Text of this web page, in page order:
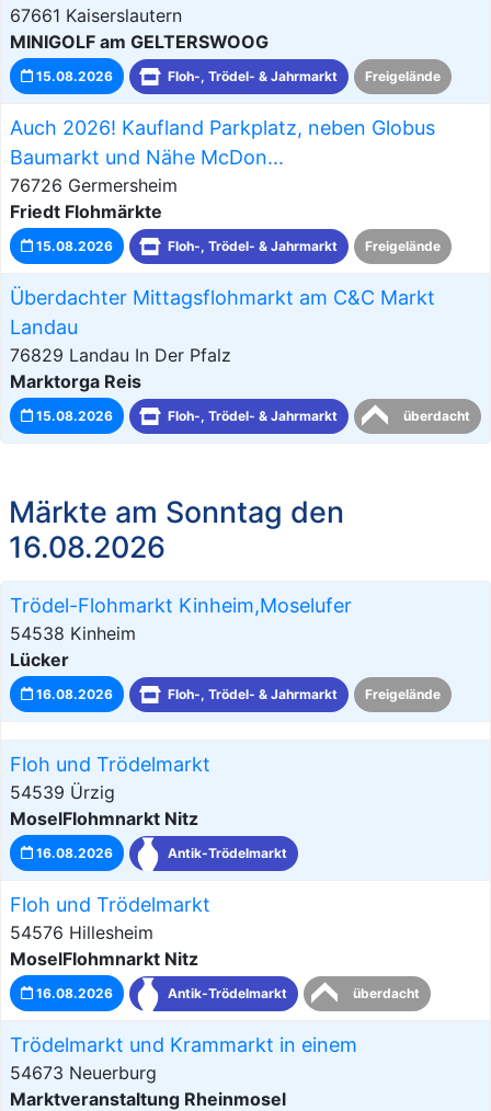
67661 Kaiserslautern
MINIGOLF am GELTERSWOOG
15.08.2026 Floh-, Trödel- & Jahrmarkt Freigelände
Auch 2026! Kaufland Parkplatz, neben Globus
Baumarkt und Nähe McDon...
76726 Germersheim
Friedt Flohmärkte
15.08.2026 Floh-, Trödel- & Jahrmarkt Freigelände
Überdachter Mittagsflohmarkt am C&C Markt
Landau
76829 Landau In Der Pfalz
Marktorga Reis
15.08.2026 Floh-, Trödel- & Jahrmarkt überdacht
Märkte am Sonntag den
16.08.2026
Trödel-Flohmarkt Kinheim,Moselufer
54538 Kinheim
Lücker
16.08.2026 Floh-, Trödel- & Jahrmarkt Freigelände
Floh und Trödelmarkt
54539 Ürzig
MoselFlohmnarkt Nitz
16.08.2026 Antik-Trödelmarkt
Floh und Trödelmarkt
54576 Hillesheim
MoselFlohmnarkt Nitz
16.08.2026 Antik-Trödelmarkt überdacht
Trödelmarkt und Krammarkt in einem
54673 Neuerburg
Marktveranstaltung Rheinmosel